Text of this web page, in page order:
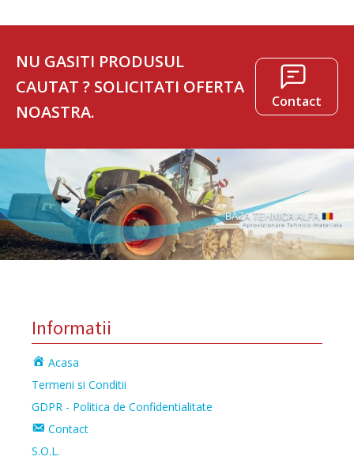
NU GASITI PRODUSUL
CAUTAT ? SOLICITATI OFERTA
NOASTRA.
Contact
Informatii
Acasa
Termeni si Conditii
GDPR - Politica de Confidentialitate
Contact
S.O.L.